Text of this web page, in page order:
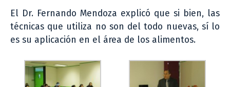
El Dr. Fernando Mendoza explicó que si bien, las
técnicas que utiliza no son del todo nuevas, sí lo
es su aplicación en el área de los alimentos.